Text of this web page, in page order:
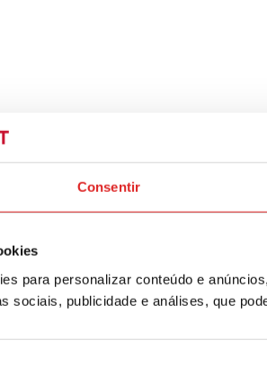
Consentir
para personalizar conteúdo e
sociais, publicidade e análises, que